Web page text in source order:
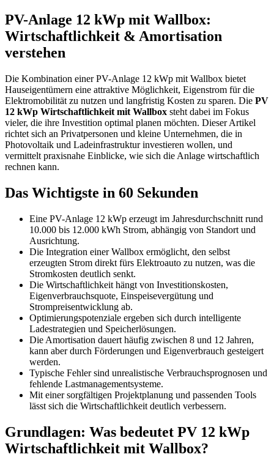
PV-Anlage 12 kWp mit Wallbox:
Wirtschaftlichkeit & Amortisation
verstehen
Die Kombination einer PV-Anlage 12 kWp mit Wallbox bietet
Hauseigentümern eine attraktive Möglichkeit, Eigenstrom für die
Elektromobilität zu nutzen und langfristig Kosten zu sparen. Die PV
12 kWp Wirtschaftlichkeit mit Wallbox steht dabei im Fokus
vieler, die ihre Investition optimal planen möchten. Dieser Artikel
richtet sich an Privatpersonen und kleine Unternehmen, die in
Photovoltaik und Ladeinfrastruktur investieren wollen, und
vermittelt praxisnahe Einblicke, wie sich die Anlage wirtschaftlich
rechnen kann.
Das Wichtigste in 60 Sekunden
Eine PV-Anlage 12 kWp erzeugt im Jahresdurchschnitt rund
10.000 bis 12.000 kWh Strom, abhängig von Standort und
Ausrichtung.
Die Integration einer Wallbox ermöglicht, den selbst
erzeugten Strom direkt fürs Elektroauto zu nutzen, was die
Stromkosten deutlich senkt.
Die Wirtschaftlichkeit hängt von Investitionskosten,
Eigenverbrauchsquote, Einspeisevergütung und
Strompreisentwicklung ab.
Optimierungspotenziale ergeben sich durch intelligente
Ladestrategien und Speicherlösungen.
Die Amortisation dauert häufig zwischen 8 und 12 Jahren,
kann aber durch Förderungen und Eigenverbrauch gesteigert
werden.
Typische Fehler sind unrealistische Verbrauchsprognosen und
fehlende Lastmanagementsysteme.
Mit einer sorgfältigen Projektplanung und passenden Tools
lässt sich die Wirtschaftlichkeit deutlich verbessern.
Grundlagen: Was bedeutet PV 12 kWp
Wirtschaftlichkeit mit Wallbox?